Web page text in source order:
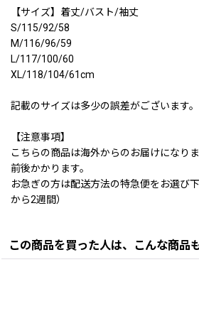
【サイズ】着丈/バスト/袖丈
S/115/92/58
M/116/96/59
L/117/100/60
XL/118/104/61cm
記載のサイズは多少の誤差がございます。
【注意事項】
こちらの商品は海外からのお届けになり
前後かかります。
お急ぎの方は配送方法の特急便をお選び
から2週間）
この商品を買った人は、こんな商品